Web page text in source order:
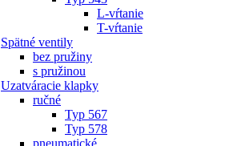
L-vŕtanie
T-vŕtanie
Spätné ventily
bez pružiny
s pružinou
Uzatváracie klapky
ručné
Typ 567
Typ 578
pneumatické